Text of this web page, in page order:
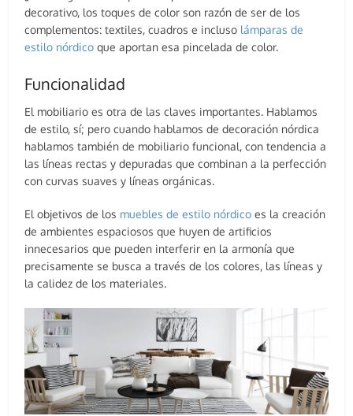
decorativo, los toques de color son razón de ser de los
complementos: textiles, cuadros e incluso lámparas de
estilo nórdico que aportan esa pincelada de color.
Funcionalidad
El mobiliario es otra de las claves importantes. Hablamos
de estilo, sí; pero cuando hablamos de decoración nórdica
hablamos también de mobiliario funcional, con tendencia a
las líneas rectas y depuradas que combinan a la perfección
con curvas suaves y líneas orgánicas.
El objetivos de los muebles de estilo nórdico es la creación
de ambientes espaciosos que huyen de artificios
innecesarios que pueden interferir en la armonía que
precisamente se busca a través de los colores, las líneas y
la calidez de los materiales.